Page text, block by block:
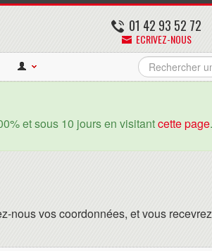
01 42 93 52 72
ECRIVEZ-NOUS
et sous 10 jours en visitantcette page.
nous vos coordonnées, et vous